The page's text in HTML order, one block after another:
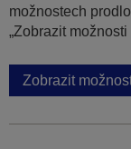
možnostech
„Zobrazit
Zobrazit